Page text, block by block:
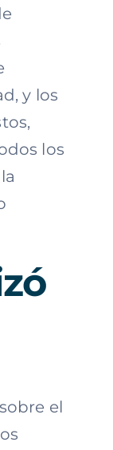
y los
los
el